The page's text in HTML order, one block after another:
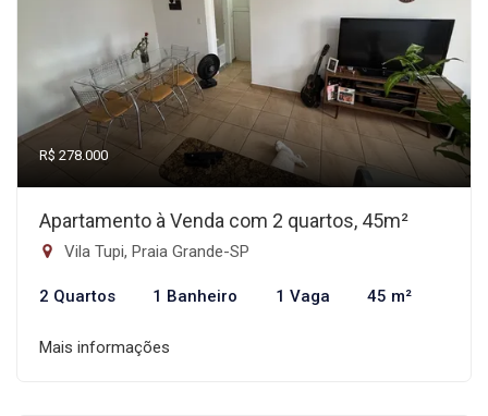
R$ 278.000
Apartamento à Venda com 2 quartos, 45m²
Vila Tupi, Praia Grande-SP
2 Quartos 1 Banheiro 1 Vaga 45 m²
Mais informações